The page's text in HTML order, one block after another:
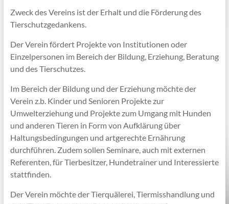
Zweck des Vereins ist der Erhalt und die Förderung des
Tierschutzgedankens.
Der Verein fördert Projekte von Institutionen oder
Einzelpersonen im Bereich der Bildung, Erziehung, Beratung
und des Tierschutzes.
Im Bereich der Bildung und der Erziehung möchte der
Verein z.b. Kinder und Senioren Projekte zur
Umwelterziehung und Projekte zum Umgang mit Hunden
und anderen Tieren in Form von Aufklärung über
Haltungsbedingungen und artgerechte Ernährung
durchführen. Zudem sollen Seminare, auch mit externen
Referenten, für Tierbesitzer, Hundetrainer und Interessierte
stattfinden.
Der Verein möchte der Tierquälerei, Tiermisshandlung und